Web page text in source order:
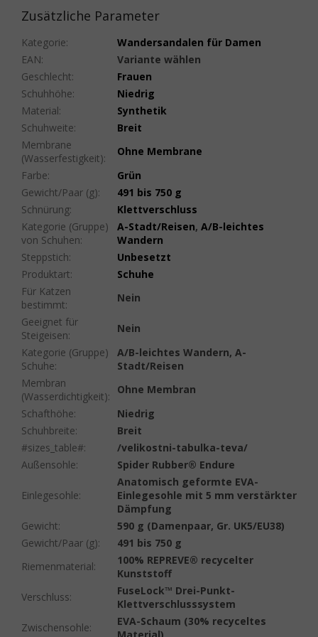
Zusätzliche Parameter
Kategorie:
Wandersandalen für Damen
EAN:
Variante wählen
Geschlecht:
Frauen
Schuhhöhe:
Niedrig
Material:
Synthetik
Schuhweite:
Breit
Membrane
(Wasserfestigkeit):
Ohne Membrane
Farbe:
Grün
Gewicht/Paar (g):
491 bis 750 g
Schnürung:
Klettverschluss
Kategorie (Gruppe)
von Schuhen:
A-Stadt/Reisen, A/B-leichtes
Wandern
Steppstich:
Unbesetzt
Produktart:
Schuhe
Für Katzen
bestimmt:
Nein
Geeignet für
Steigeisen:
Nein
Kategorie (Gruppe)
Schuhe:
A/B-leichtes Wandern, A-
Stadt/Reisen
Membran
(Wasserdichtigkeit):
Ohne Membran
Schafthöhe:
Niedrig
Schuhbreite:
Breit
#sizes_table#:
/velikostni-tabulka-teva/
Außensohle: Spider Rubber® Endure
Einlegesohle:
Anatomisch geformte EVA-
Einlegesohle mit 5 mm verstärkter
Dämpfung
Gewicht:
590 g (Damenpaar, Gr. UK5/EU38)
Gewicht/Paar (g):
491 bis 750 g
Riemenmaterial:
100% REPREVE® recycelter
Kunststoff
Verschluss:
FuseLock™ Drei-Punkt-
Klettverschlusssystem
Zwischensohle:
EVA-Schaum (30% recyceltes